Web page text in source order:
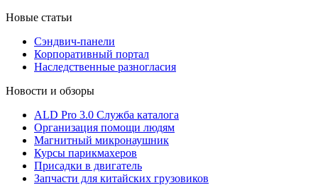
Новые статьи
Сэндвич-панели
Корпоративный портал
Наследственные разногласия
Новости и обзоры
ALD Pro 3.0 Служба каталога
Организация помощи людям
Магнитный микронаушник
Курсы парикмахеров
Присадки в двигатель
Запчасти для китайских грузовиков